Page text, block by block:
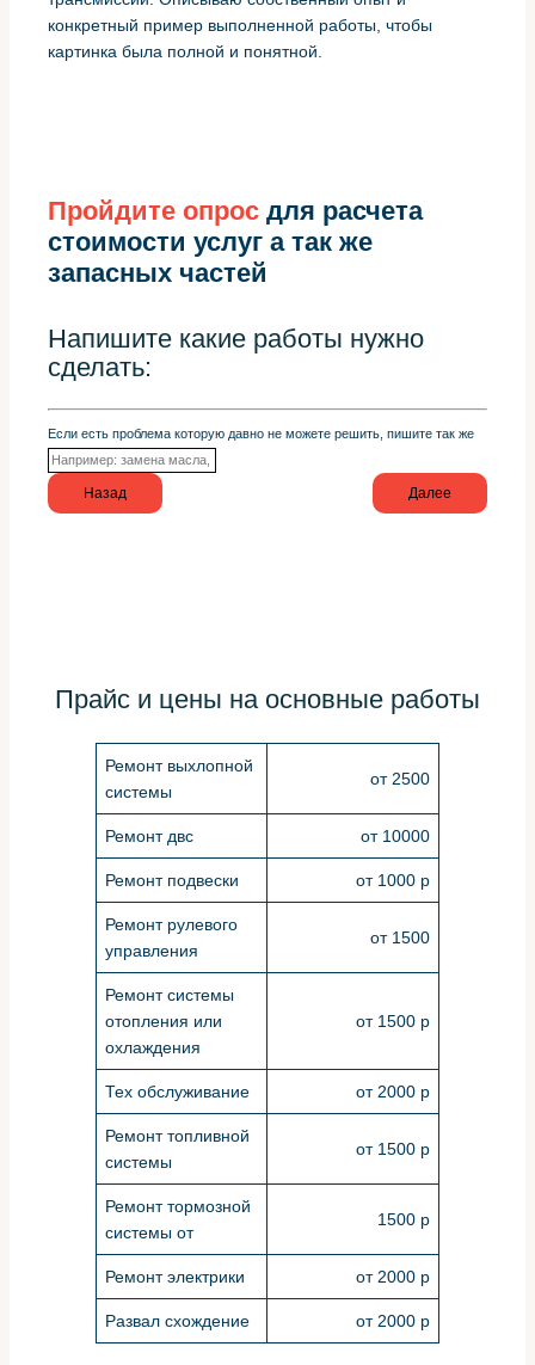
конкретный пример выполненной работы, чтобы
картинка была полной и понятной.
Пройдите опрос для расчета
стоимости услуг а так же
запасных частей
Напишите какие работы нужно
сделать:
Если есть проблема которую давно не можете решить, пишите так же
Назад Далее
Прайс и цены на основные работы
Ремонт выхлопной
системы
от 2500
Ремонт двс от 10000
Ремонт подвески от 1000 р
Ремонт рулевого
управления
от 1500
Ремонт системы
отопления или
охлаждения
от 1500 р
Тех обслуживание от 2000 р
Ремонт топливной
системы
от 1500 р
Ремонт тормозной
системы от
1500 р
Ремонт электрики от 2000 р
Развал схождение от 2000 р